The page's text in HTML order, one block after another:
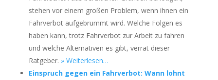
stehen vor einem großen Problem, wenn ihnen ein
Fahrverbot aufgebrummt wird. Welche Folgen es
haben kann, trotz Fahrverbot zur Arbeit zu fahren
und welche Alternativen es gibt, verrät dieser
Ratgeber. » Weiterlesen…
Einspruch gegen ein Fahrverbot: Wann lohnt